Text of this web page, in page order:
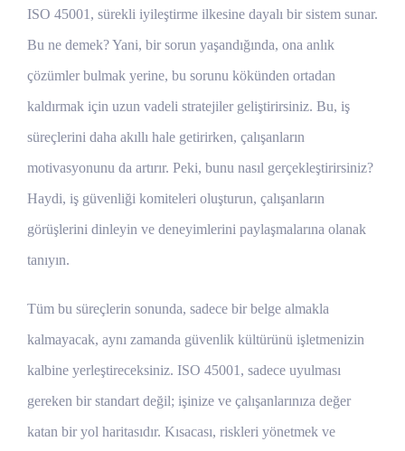
ISO 45001, sürekli iyileştirme ilkesine dayalı bir sistem sunar.
Bu ne demek? Yani, bir sorun yaşandığında, ona anlık
çözümler bulmak yerine, bu sorunu kökünden ortadan
kaldırmak için uzun vadeli stratejiler geliştirirsiniz. Bu, iş
süreçlerini daha akıllı hale getirirken, çalışanların
motivasyonunu da artırır. Peki, bunu nasıl gerçekleştirirsiniz?
Haydi, iş güvenliği komiteleri oluşturun, çalışanların
görüşlerini dinleyin ve deneyimlerini paylaşmalarına olanak
tanıyın.
Tüm bu süreçlerin sonunda, sadece bir belge almakla
kalmayacak, aynı zamanda güvenlik kültürünü işletmenizin
kalbine yerleştireceksiniz. ISO 45001, sadece uyulması
gereken bir standart değil; işinize ve çalışanlarınıza değer
katan bir yol haritasıdır. Kısacası, riskleri yönetmek ve